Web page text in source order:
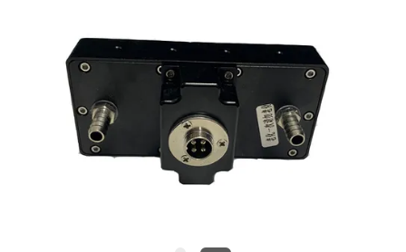
SITEMAP
PRIVACY
POLICY